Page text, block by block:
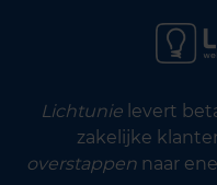
Lichtunielevert
zakelijke
overstappen naar